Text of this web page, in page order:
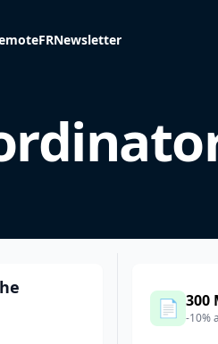
Newsletter
📄 300
-10%